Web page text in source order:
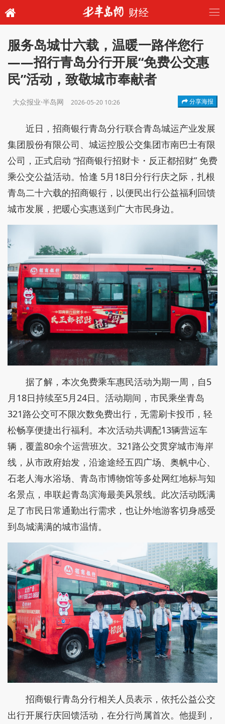
财经
服务岛城廿六载，温暖一路伴您行
——招行青岛分行开展“免费公交惠
民”活动，致敬城市奉献者
大众报业·半岛网 2026-05-20 10:26 分享海报
近日，招商银行青岛分行联合青岛城运产业发展
集团股份有限公司、城运控股公交集团市南巴士有限
公司，正式启动 “招商银行招财卡・反正都招财” 免费
乘公交公益活动。恰逢 5月18日分行行庆之际，扎根
青岛二十六载的招商银行，以便民出行公益福利回馈
城市发展，把暖心实惠送到广大市民身边。
据了解，本次免费乘车惠民活动为期一周，自5
月18日持续至5月24日。活动期间，市民乘坐青岛
321路公交可不限次数免费出行，无需刷卡投币，轻
松畅享便捷出行福利。本次活动共调配13辆营运车
辆，覆盖80余个运营班次。321路公交贯穿城市海岸
线，从市政府始发，沿途途经五四广场、奥帆中心、
石老人海水浴场、青岛市博物馆等多处网红地标与知
名景点，串联起青岛滨海最美风景线。此次活动既满
足了市民日常通勤出行需求，也让外地游客切身感受
到岛城满满的城市温情。
招商银行青岛分行相关人员表示，依托公益公交
出行开展行庆回馈活动，在分行尚属首次。他提到，